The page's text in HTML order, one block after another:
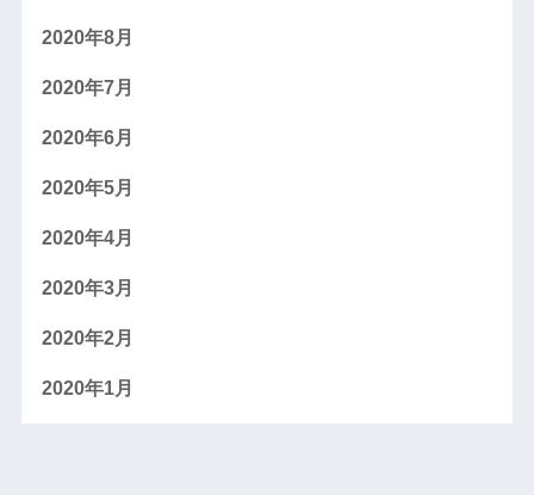
2020年8月
2020年7月
2020年6月
2020年5月
2020年4月
2020年3月
2020年2月
2020年1月